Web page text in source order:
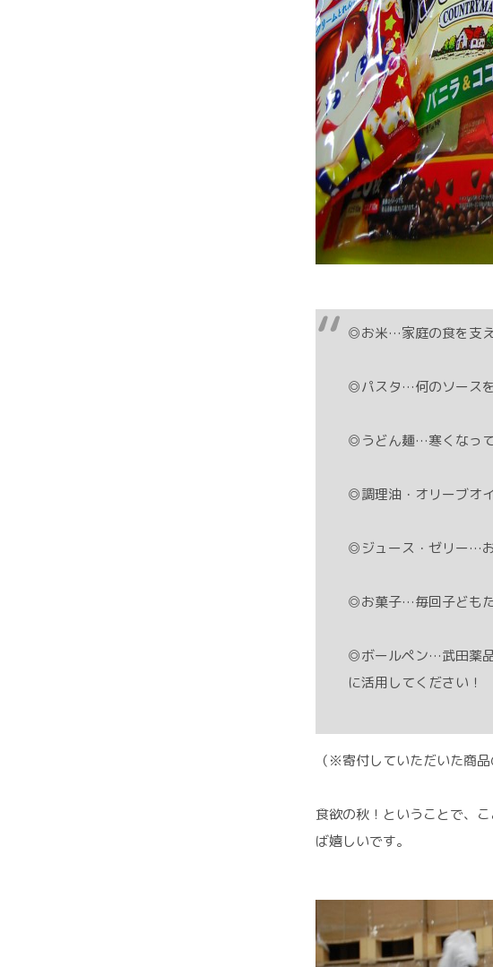
◎お米…家庭の食を支え
◎パスタ…何のソースを
◎うどん麺…寒くなって
◎調理油・オリーブオ
◎ジュース・ゼリー…お
◎お菓子…毎回子どもた
◎ボールペン…武田薬
に活用してください！
（※寄付していただいた商
食欲の秋！ということで、
ば嬉しいです。